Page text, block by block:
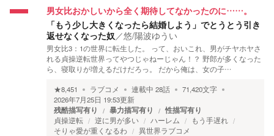
男女比おかしいから全く期待してなかったのに……。
「もう少し大きくなったら結婚しよう」でとうとう引き
返せなくなった奴／悠/陽波ゆうい
男女比3：1の世界に転生した。 って、おいこれ、男がチヤホヤさ
れる貞操逆転世界ってやつじゃねーじゃん！？ 野郎が多くなった
ら、寝取りが増えるだけだろっ。 だから俺は、女の子…
★8,451 ラブコメ 連載中 28話 71,420文字
2026年7月25日 19:53更新
残酷描写有り 暴力描写有り 性描写有り
貞操逆転 逆に男が多い ハーレム
もう手遅れ
そりゃ愛が重くなるわ
異世界ラブコメ